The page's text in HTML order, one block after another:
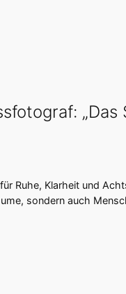
Ruhe, Klarheit und
sondern auch